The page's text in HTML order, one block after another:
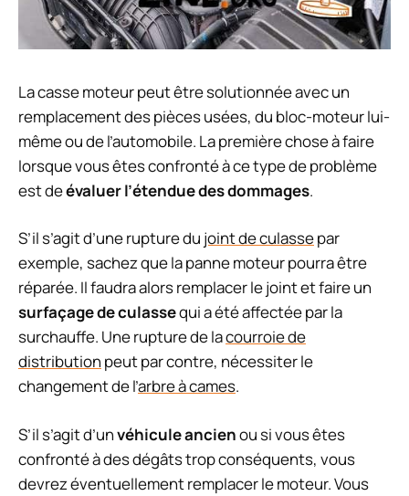
La casse moteur peut être solutionnée avec un
remplacement des pièces usées, du bloc-moteur lui-
même ou de l’automobile. La première chose à faire
lorsque vous êtes confronté à ce type de problème
est deévaluer l’étendue des dommages.
S’il s’agit d’une rupture du joint de culassepar
exemple, sachez que la panne moteur pourra être
réparée. Il faudra alors remplacer le joint et faire un
surfaçage de culassequi a été affectée par la
surchauffe. Une rupture de lacourroie de
distribution peut par contre, nécessiter le
changement de l’arbre à cames.
S’il s’agit d’unvéhicule ancienou si vous êtes
confronté à des dégâts trop conséquents, vous
devrez éventuellement remplacer le moteur. Vous